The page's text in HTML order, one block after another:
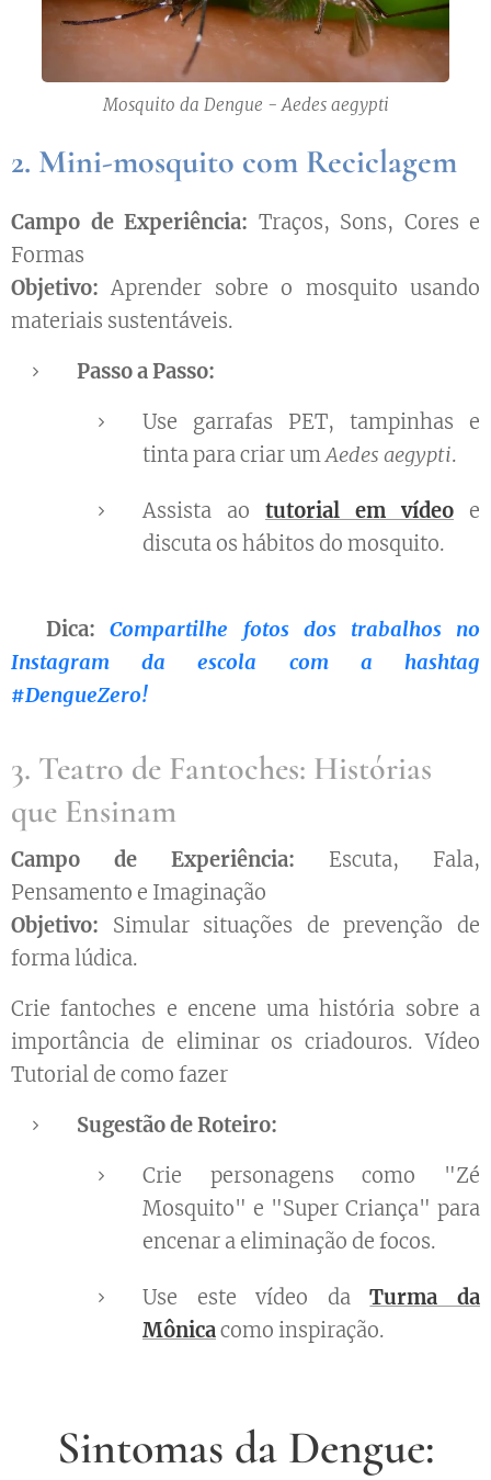
Mosquito da Dengue - Aedes aegypti
2. Mini-mosquito com Reciclagem
Campo de Experiência: Traços, Sons, Cores e
Formas
Objetivo: Aprender sobre o mosquito usando
materiais sustentáveis.
Passo a Passo:
Use garrafas PET, tampinhas e
tinta para criar umAedes aegypti.
Assista ao tutorial em vídeo e
discuta os hábitos do mosquito.
👉Dica:
Compartilhe fotos dos trabalhos no
Instagram da escola com a hashtag
#DengueZero!
3. Teatro de Fantoches: Histórias
que Ensinam
Campo de Experiência: Escuta, Fala,
Pensamento e Imaginação
Objetivo: Simular situações de prevenção de
forma lúdica.
Crie fantoches e encene uma história sobre a
importância de eliminar os criadouros. Vídeo
Tutorial de como fazer
Sugestão de Roteiro:
Crie personagens como "Zé
Mosquito" e "Super Criança" para
encenar a eliminação de focos.
Use este vídeo daTurma da
Mônicacomo inspiração.
Sintomas da Dengue: